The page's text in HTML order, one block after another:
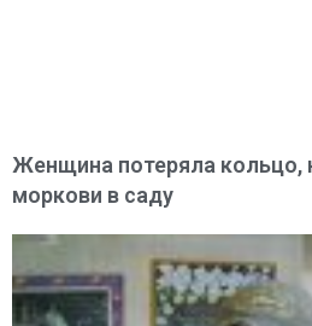
Женщина потеряла кольцо,
моркови в саду